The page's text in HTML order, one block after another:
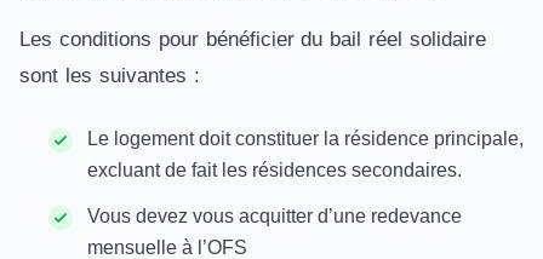
Les conditions pour bénéficier du bail réel solidaire
sont les suivantes :
Le logement doit constituer la résidence principale,
excluant de fait les résidences secondaires.
Vous devez vous acquitter d’une redevance
mensuelle à l’OFS